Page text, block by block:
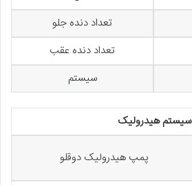
تعداد دنده جلو
تعداد دنده عقب
سیستم
سیستم هیدرولیک
پمپ هیدرولیک دوقلو